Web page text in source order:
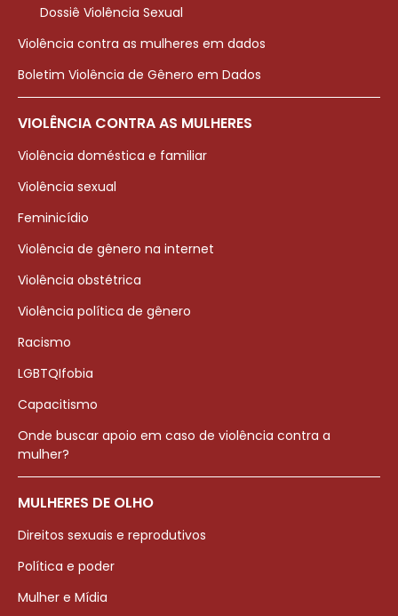
Dossiê Violência Sexual
Violência contra as mulheres em dados
Boletim Violência de Gênero em Dados
VIOLÊNCIA CONTRA AS MULHERES
Violência doméstica e familiar
Violência sexual
Feminicídio
Violência de gênero na internet
Violência obstétrica
Violência política de gênero
Racismo
LGBTQIfobia
Capacitismo
Onde buscar apoio em caso de violência contra a
mulher?
MULHERES DE OLHO
Direitos sexuais e reprodutivos
Política e poder
Mulher e Mídia